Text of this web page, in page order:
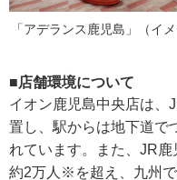
「アデランス鹿児島」（イ
■店舗環境について
イオン鹿児島中央店は、
置し、駅からは地下道で
れています。また、JR
約2万人※を超え、九州